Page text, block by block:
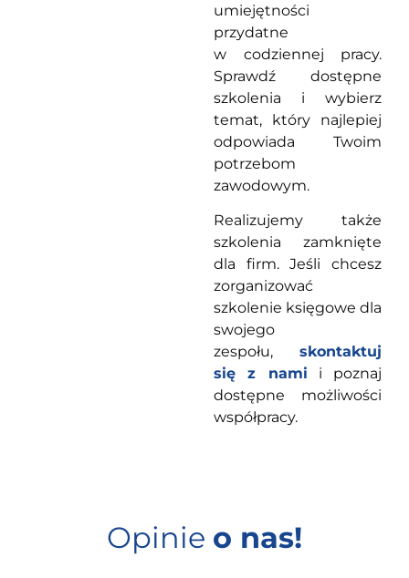
umiejętności
przydatne
w codziennej pracy.
Sprawdź dostępne
szkolenia i wybierz
temat, który najlepiej
odpowiada Twoim
potrzebom
zawodowym.
Realizujemy także
szkolenia zamknięte
dla firm. Jeśli chcesz
zorganizować
szkolenie księgowe dla
swojego
zespołu, skontaktuj
się z nami i poznaj
dostępne możliwości
współpracy.
Opinie o nas!